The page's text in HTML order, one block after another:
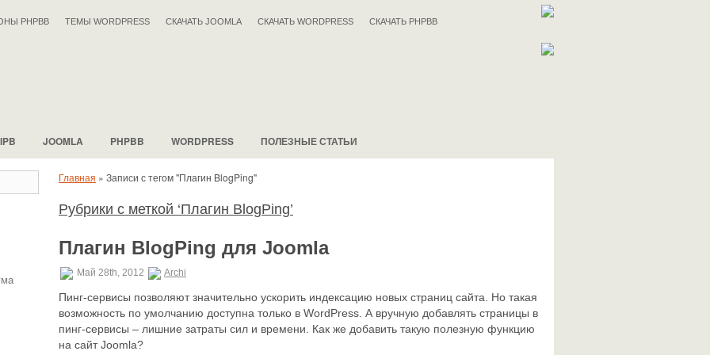
PHPBB ТЕМЫ WORDPRESS СКАЧАТЬ JOOMLA СКАЧАТЬ WORDPRESS СКАЧАТЬ PHPBB
IPB JOOMLA PHPBB WORDPRESS ПОЛЕЗНЫЕ СТАТЬИ
Главная » Записи с тегом "Плагин BlogPing"
Рубрики с меткой ‘Плагин BlogPing’
Плагин BlogPing для Joomla
Май 28th, 2012 Archi
Пинг-сервисы позволяют значительно ускорить индексацию новых страниц сайта. Но такая
возможность по умолчанию доступна только в WordPress. А вручную добавлять страницы в
пинг-сервисы – лишние затраты сил и времени. Как же добавить такую полезную функцию
на сайт Joomla?